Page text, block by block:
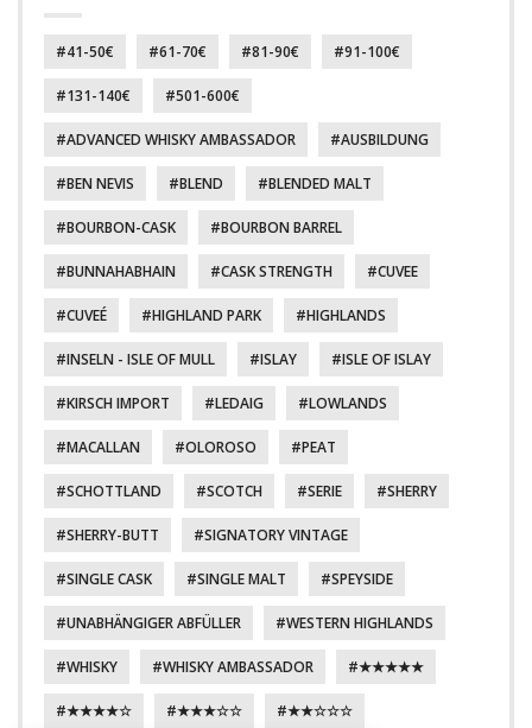
41-50€ 61-70€ 81-90€ 91-100€
131-140€ 501-600€
ADVANCED WHISKY AMBASSADOR AUSBILDUNG
BEN NEVIS BLEND BLENDED MALT
BOURBON-CASK BOURBON BARREL
BUNNAHABHAIN CASK STRENGTH CUVEE
CUVEÉ HIGHLAND PARK HIGHLANDS
INSELN - ISLE OF MULL ISLAY ISLE OF ISLAY
KIRSCH IMPORT LEDAIG LOWLANDS
MACALLAN OLOROSO PEAT
SCHOTTLAND SCOTCH SERIE SHERRY
SHERRY-BUTT SIGNATORY VINTAGE
SINGLE CASK SINGLE MALT SPEYSIDE
UNABHÄNGIGER ABFÜLLER WESTERN HIGHLANDS
WHISKY WHISKY AMBASSADOR ★★★★★
★★★★☆ ★★★☆☆ ★★☆☆☆